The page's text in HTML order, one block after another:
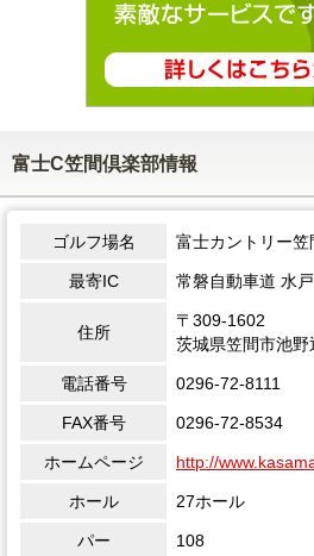
富士C笠間倶楽部情報
ゴルフ場名 富士カントリー笠
最寄IC 常磐自動車道 水
住所
〒309-1602
茨城県笠間市池野
電話番号 0296-72-8111
FAX番号 0296-72-8534
ホームページ http://
ホール 27ホール
パー 108